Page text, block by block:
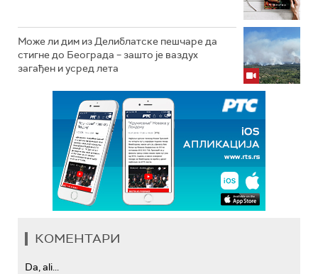
Може ли дим из Делиблатске пешчаре да
стигне до Београда – зашто је ваздух
загађен и усред лета
КОМЕНТАРИ
Da, ali...